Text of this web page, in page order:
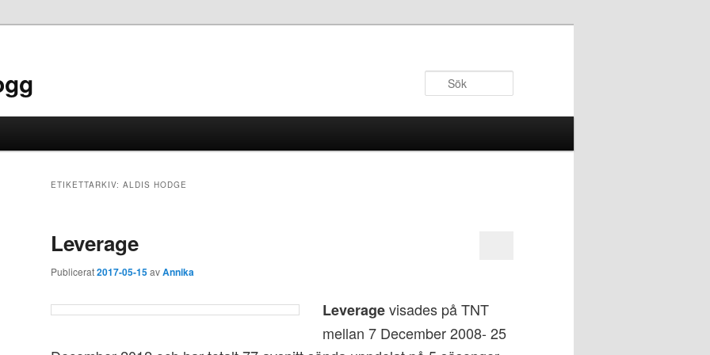
ETIKETTARKIV: ALDIS HODGE
Leverage
Publicerat2017-05-15avAnnika
Leveragevisades på TNT
mellan 7 December 2008- 25